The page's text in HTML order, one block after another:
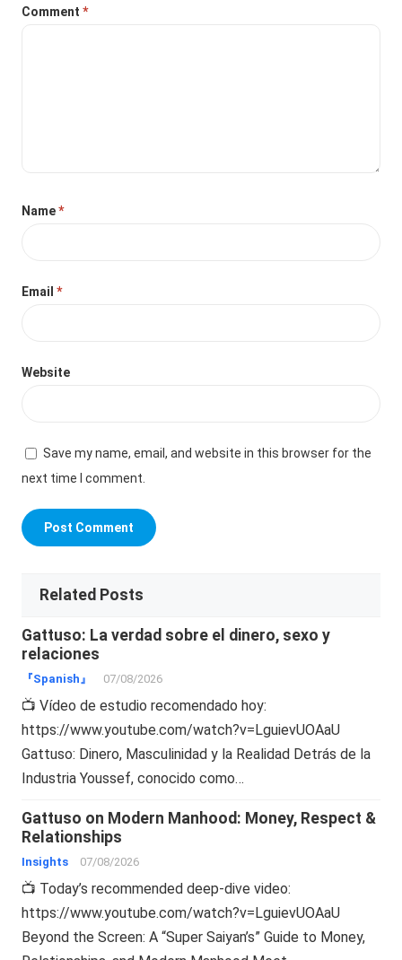
Comment*
Name*
Email*
Website
Save my name, email, and website in this browser for the
next time I comment.
Related Posts
Gattuso: La verdad sobre el dinero, sexo y
relaciones
『Spanish』 07/08/2026
📺 Vídeo de estudio recomendado hoy:
https://www.youtube.com/watch?v=LguievUOAaU
Gattuso: Dinero, Masculinidad y la Realidad Detrás de la
Industria Youssef, conocido como…
Gattuso on Modern Manhood: Money, Respect &
Relationships
Insights 07/08/2026
📺 Today’s recommended deep-dive video:
https://www.youtube.com/watch?v=LguievUOAaU
Beyond the Screen: A “Super Saiyan’s” Guide to Money,